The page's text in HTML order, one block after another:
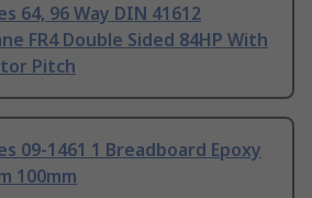
64, 96 Way DIN 41612
FR4 Double Sided 84HP With
Pitch
09-1461 1 Breadboard Epoxy
100mm